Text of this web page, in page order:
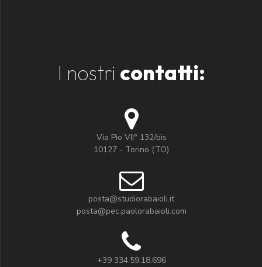
I nostri contatti:
Via Pio VII° 132/bis
10127 - Torino (TO)
posta@studiorabaioli.it
posta@pec.paolorabaioli.com
+39 334.59.18.696